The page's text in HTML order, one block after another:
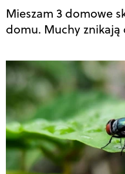
Mieszam 3 domowe
domu. Muchy znikają